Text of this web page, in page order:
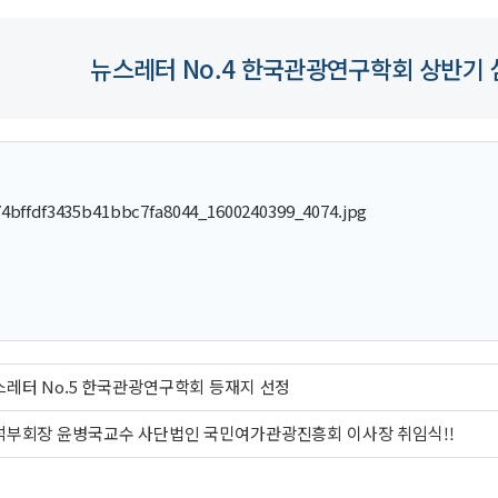
뉴스레터 No.4 한국관광연구학회 상반기
레터 No.5 한국관광연구학회 등재지 선정
부회장 윤병국교수 사단법인 국민여가관광진흥회 이사장 취임식!!